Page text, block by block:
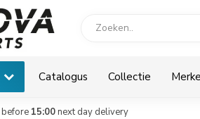
Catalogus Collectie
15:00next day delivery